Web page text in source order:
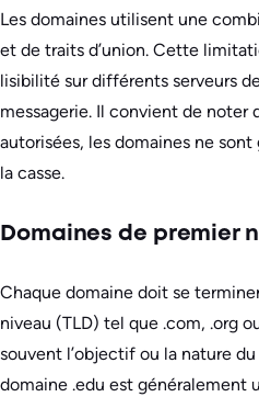
Les domaines utilisent une
et de traits d’union. Cette
lisibilité sur différents serveurs
messagerie. Il convient de noter
autorisées, les domaines ne
la casse.
Domaines de premier
Chaque domaine doit se
niveau (TLD) tel que .com, .org
souvent l’objectif ou la nature
domaine .edu est généralement